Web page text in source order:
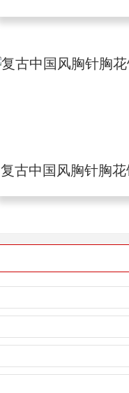
复古中国风胸针胸